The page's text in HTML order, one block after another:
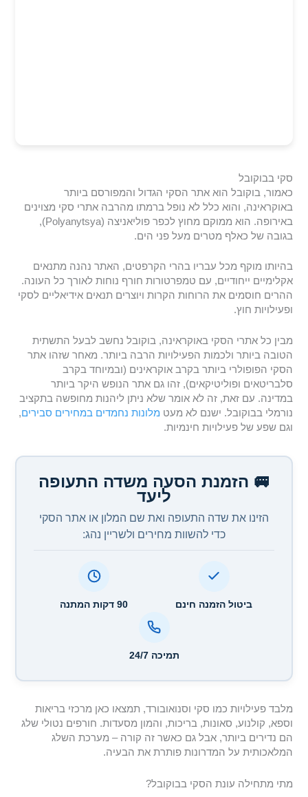
סקי בבוקובל
כאמור, בוקובל הוא אתר הסקי הגדול והמפורסם ביותר
באוקראינה, והוא כלל לא נופל ברמתו מהרבה אתרי סקי מצוינים
באירופה. הוא ממוקם מחוץ לכפר פוליאניצה (Polyanytsya),
בגובה של כאלף מטרים מעל פני הים.
בהיותו מוקף מכל עבריו בהרי הקרפטים, האתר נהנה מתנאים
אקלימיים ייחודיים, עם טמפרטורות חורף נוחות לאורך כל העונה.
ההרים חוסמים את הרוחות הקרות ויוצרים תנאים אידיאליים לסקי
ופעילויות חוץ.
מבין כל אתרי הסקי באוקראינה, בוקובל נחשב לבעל התשתית
הטובה ביותר ולכמות הפעילויות הרבה ביותר. מאחר שזהו אתר
הסקי הפופולרי ביותר בקרב אוקראינים (ובמיוחד בקרב
סלבריטאים ופוליטיקאים), זהו גם אתר הנופש היקר ביותר
במדינה. עם זאת, זה לא אומר שלא ניתן ליהנות מחופשה בתקציב
נורמלי בבוקובל. ישנם לא מעט מלונות נחמדים במחירים סבירים,
וגם שפע של פעילויות חינמיות.
🚐 הזמנת הסעה משדה התעופה
ליעד
הזינו את שדה התעופה ואת שם המלון או אתר הסקי
כדי להשוות מחירים ולשריין נהג:
ביטול הזמנה חינם 90 דקות המתנה
תמיכה 24/7
מלבד פעילויות כמו סקי וסנואובורד, תמצאו כאן מרכזי בריאות
וספא, קולנוע, סאונות, בריכות, והמון מסעדות. חורפים נטולי שלג
הם נדירים ביותר, אבל גם כאשר זה קורה – מערכת השלג
המלאכותית על המדרונות פותרת את הבעיה.
מתי מתחילה עונת הסקי בבוקובל?